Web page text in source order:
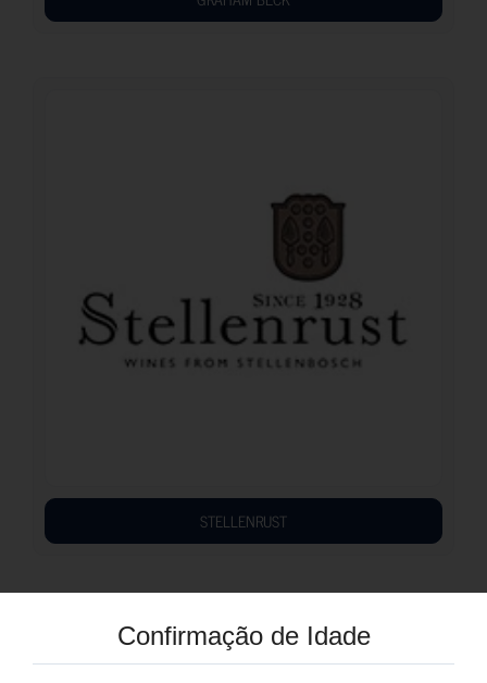
STELLENRUST
Confirmação de Idade